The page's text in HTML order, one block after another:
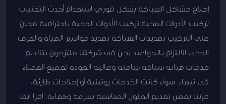
إصلاح مشاكل السباكة بشكل فوري استخدام أحدث التقنيات
تركيب الأدوات الصحية تركيب الأدوات الصحية باحترافية ضمان
على التركيب تمديدات السباكة تمديد مواسير المياه والصرف
الصحي الالتزام بالمواعيد نحن في شركتنا ملتزمون بتقديم
خدمات صيانة سباكة شاملة وعالية الجودة لجميع العملاء
في تيماء. سواء كانت الخدمات روتينية أو إصلاحات طارئة،
فإننا نضمن تقديم الحلول المناسبة بسرعة وكفاءة. اقرا ايضا